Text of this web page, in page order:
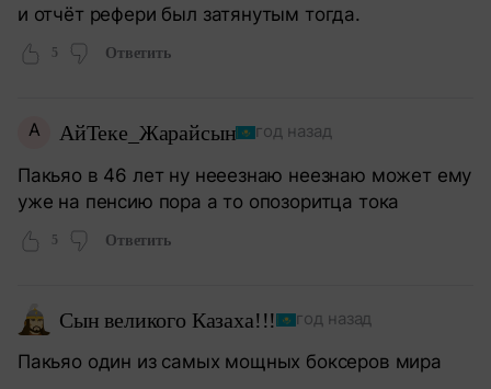
и отчёт рефери был затянутым тогда.
5 Ответить
А АйТеке_Жарайсын год назад
Пакьяо в 46 лет ну нееезнаю неезнаю может ему
уже на пенсию пора а то опозоритца тока
5 Ответить
Сын великого Казаха!!! год назад
Пакьяо один из самых мощных боксеров мира